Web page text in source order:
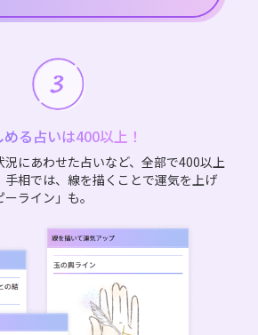
る占いは400以上！
にあわせた占いなど、全部で400以上
手相では、線を描くことで運気を上げ
ライン」も。